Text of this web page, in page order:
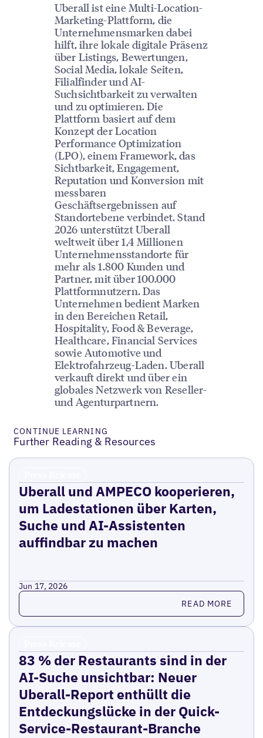
Uberall ist eine Multi-Location-
Marketing-Plattform, die
Unternehmensmarken dabei
hilft, ihre lokale digitale Präsenz
über Listings, Bewertungen,
Social Media, lokale Seiten,
Filialfinder und AI-
Suchsichtbarkeit zu verwalten
und zu optimieren. Die
Plattform basiert auf dem
Konzept der Location
Performance Optimization
(LPO), einem Framework, das
Sichtbarkeit, Engagement,
Reputation und Konversion mit
messbaren
Geschäftsergebnissen auf
Standortebene verbindet. Stand
2026 unterstützt Uberall
weltweit über 1,4 Millionen
Unternehmensstandorte für
mehr als 1.800 Kunden und
Partner, mit über 100.000
Plattformnutzern. Das
Unternehmen bedient Marken
in den Bereichen Retail,
Hospitality, Food & Beverage,
Healthcare, Financial Services
sowie Automotive und
Elektrofahrzeug-Laden. Uberall
verkauft direkt und über ein
globales Netzwerk von Reseller-
und Agenturpartnern.
CONTINUE LEARNING
Further Reading & Resources
Uberall und AMPECO kooperieren,
um Ladestationen über Karten,
Suche und AI-Assistenten
auffindbar zu machen
Jun 17, 2026
Read more READ MORE
83 % der Restaurants sind in der
AI-Suche unsichtbar: Neuer
Uberall-Report enthüllt die
Entdeckungslücke in der Quick-
Service-Restaurant-Branche